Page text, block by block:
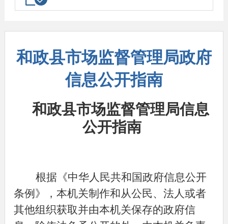
和政县市场监督管理局政府
信息公开指南
和政县市场监督管理局信息
公开指南
根据《中华人民共和国政府信息公开
条例》，本机关制作和从公民、法人或者
其他组织获取并由本机关保存的政府信